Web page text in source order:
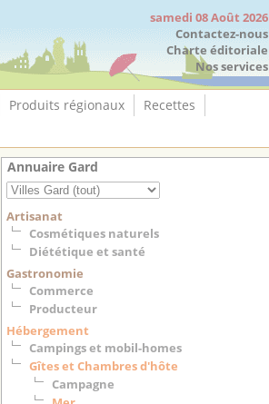
samedi 08 Août 2026
Contactez-nous
Charte éditoriale
Nos services
Produits régionaux
Recettes
Annuaire Gard
Artisanat
Cosmétiques naturels
Diététique et santé
Gastronomie
Commerce
Producteur
Hébergement
Campings et mobil-homes
Gîtes et Chambres d'hôte
Campagne